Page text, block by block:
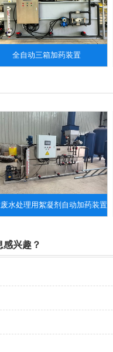
全自动三箱加药装置
水处理用絮凝剂自动加药装置
感兴趣？